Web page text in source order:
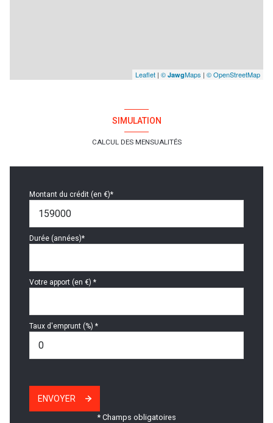
Leaflet | © JawgMaps | © OpenStreetMap
SIMULATION
CALCUL DES MENSUALITÉS
Montant du crédit (en €)*
Durée (années)*
Votre apport (en €) *
Taux d'emprunt (%) *
ENVOYER
* Champs obligatoires